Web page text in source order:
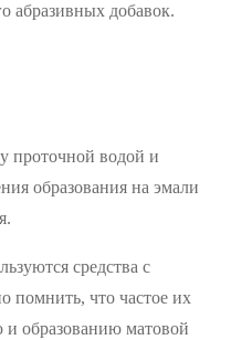
абразивных добавок.
проточной водой и
образования на эмали
средства с
помнить, что частое их
образованию матовой